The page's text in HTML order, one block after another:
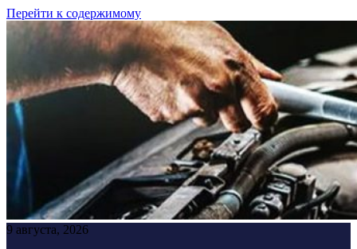
Перейти к содержимому
9 августа, 2026